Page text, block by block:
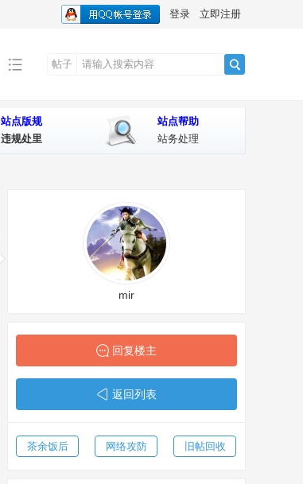
登录 立即注册
帖子
站点版规
违规处里
站点帮助
站务处理
mir
回复楼主
返回列表
茶余饭后 网络攻防 旧帖回收